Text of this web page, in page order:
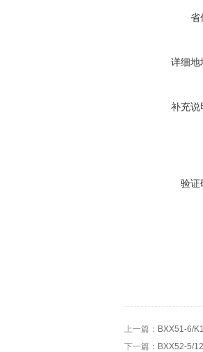
省
详细地
补充说
验证
上一篇： BXX51-6/
下一篇： BXX52-5/